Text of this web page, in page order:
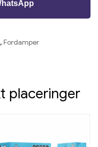
, Fordamper
placeringer